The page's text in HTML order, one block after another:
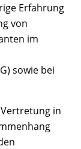
Erfahrung
von
im
sowie bei
in